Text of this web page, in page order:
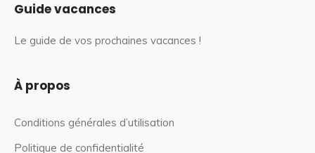
Guide vacances
Le guide de vos prochaines vacances !
À propos
Conditions générales d’utilisation
Politique de confidentialité